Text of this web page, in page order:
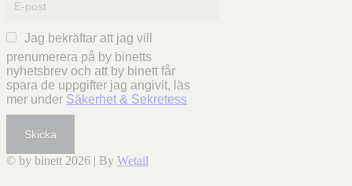
Jag bekräftar att jag vill
prenumerera på by binetts
nyhetsbrev och att by binett får
spara de uppgifter jag angivit, läs
mer under Säkerhet & Sekretess
Skicka
© by binett 2026 | By Wetail